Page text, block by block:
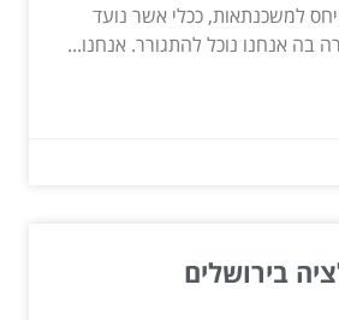
למשכנתאות, ככלי אשר נועד
בה אנחנו נוכל להתגורר. אנחנו...
בירושלים